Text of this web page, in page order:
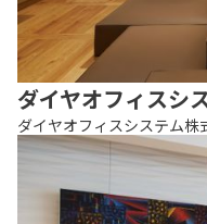
ダイヤオフィスシ
ダイヤオフィスシステム株